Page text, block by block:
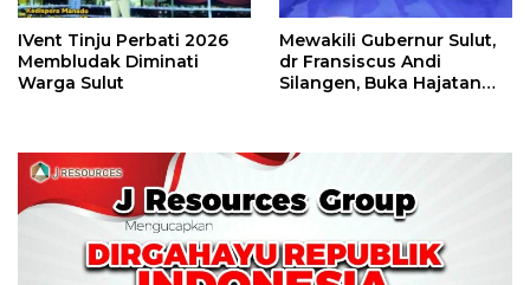
IVent Tinju Perbati 2026
Membludak Diminati
Warga Sulut
Mewakili Gubernur Sulut,
dr Fransiscus Andi
Silangen, Buka Hajatan